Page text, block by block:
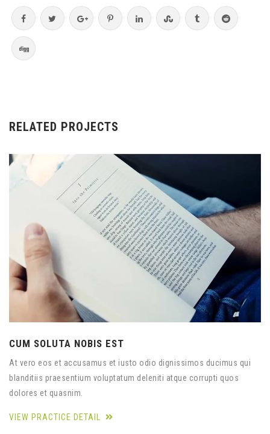
RELATED PROJECTS
CUM SOLUTA NOBIS EST
At vero eos et accusamus et iusto odio dignissimos ducimus qui
blanditiis praesentium voluptatum deleniti atque corrupti quos
dolores et quasnim.
VIEW PRACTICE DETAIL